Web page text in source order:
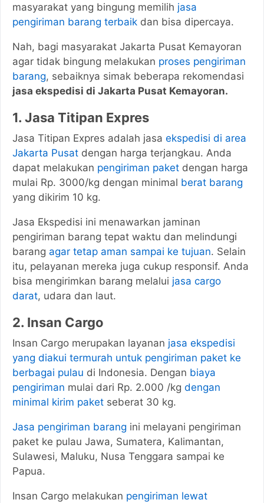
masyarakat yang bingung memilih jasa
pengiriman barang terbaik dan bisa dipercaya.
Nah, bagi masyarakat Jakarta Pusat Kemayoran
agar tidak bingung melakukan proses pengiriman
barang, sebaiknya simak beberapa rekomendasi
jasa ekspedisi di Jakarta Pusat Kemayoran.
1. Jasa Titipan Expres
Jasa Titipan Expres adalah jasa ekspedisi di area
Jakarta Pusat dengan harga terjangkau. Anda
dapat melakukan pengiriman paket dengan harga
mulai Rp. 3000/kg dengan minimal berat barang
yang dikirim 10 kg.
Jasa Ekspedisi ini menawarkan jaminan
pengiriman barang tepat waktu dan melindungi
barang agar tetap aman sampai ke tujuan. Selain
itu, pelayanan mereka juga cukup responsif. Anda
bisa mengirimkan barang melalui jasa cargo
darat, udara dan laut.
2. Insan Cargo
Insan Cargo merupakan layanan jasa ekspedisi
yang diakui termurah untuk pengiriman paket ke
berbagai pulau di Indonesia. Dengan biaya
pengiriman mulai dari Rp. 2.000 /kg dengan
minimal kirim paket seberat 30 kg.
Jasa pengiriman barang ini melayani pengiriman
paket ke pulau Jawa, Sumatera, Kalimantan,
Sulawesi, Maluku, Nusa Tenggara sampai ke
Papua.
Insan Cargo melakukan pengiriman lewat